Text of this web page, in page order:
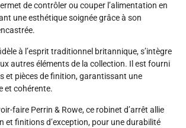
de contrôler ou couper l’alimentation en
une esthétique soignée grâce à son
à l’esprit traditionnel britannique, s’intègre
autres éléments de la collection. Il est fourni
et pièces de finition, garantissant une
et cohérente.
faire Perrin & Rowe, ce robinet d’arrêt allie
et finitions d’exception, pour une durabilité